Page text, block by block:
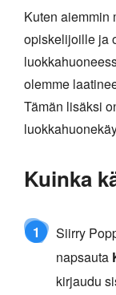
Kuten aiemmin
opiskelijoille ja
olemme
Tämän lisäksi
Kuinka
1
Siirry
napsauta
kirjaudu